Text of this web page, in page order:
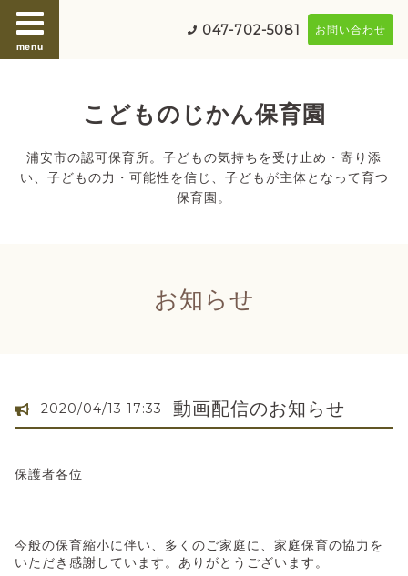
menu
047-702-5081 お問い合わせ
こどものじかん保育園
浦安市の認可保育所。子どもの気持ちを受け止め・寄り添
い、子どもの力・可能性を信じ、子どもが主体となって育つ
保育園。
お知らせ
2020/04/13 17:33 動画配信のお知らせ
保護者各位
今般の保育縮小に伴い、多くのご家庭に、家庭保育の協力を
いただき感謝しています。ありがとうございます。